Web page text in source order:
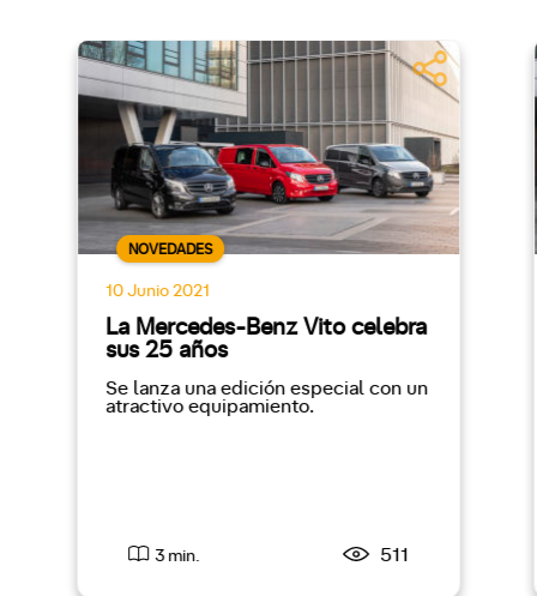
NOVEDADES
10 Junio 2021
La Mercedes-Benz Vito celebra
sus 25 años
Se lanza una edición especial con un
atractivo equipamiento.
3 min. 511